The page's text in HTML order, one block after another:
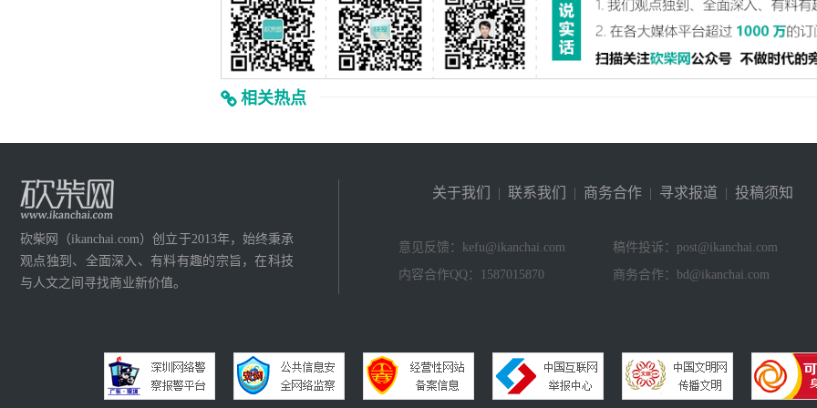
相关热点
砍柴网（ikanchai.com）创立于2013年，始终秉承
观点独到、全面深入、有料有趣的宗旨，在科技
与人文之间寻找商业新价值。
关于我们 | 联系我们 | 商务合作 | 寻求报道 | 投稿须知
意见反馈：kefu@ikanchai.com
稿件投诉：post@ikanchai.com
内容合作QQ：1587015870
商务合作：bd@ikanchai.com